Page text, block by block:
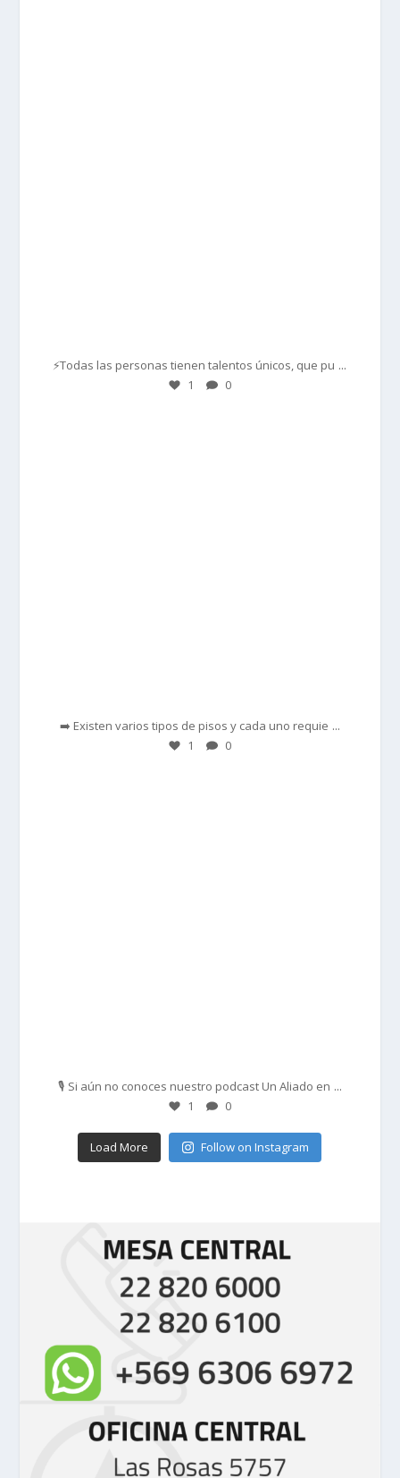
⚡Todas las personas tienen talentos únicos, que pu ...
1 0
➡️ Existen varios tipos de pisos y cada uno requie ...
1 0
🎙️ Si aún no conoces nuestro podcast Un Aliado en ...
1 0
Load More Follow on Instagram